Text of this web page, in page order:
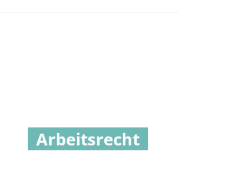
Arbeitsrecht